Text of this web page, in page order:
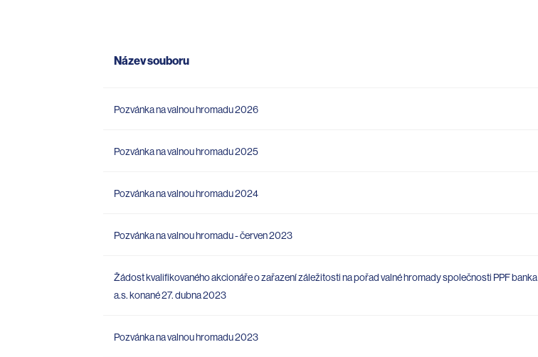
Název souboru
Pozvánka na valnou hromadu 2026
Pozvánka na valnou hromadu 2025
Pozvánka na valnou hromadu 2024
Pozvánka na valnou hromadu - červen 2023
Žádost kvalifikovaného akcionáře o zařazení záležitosti na pořad valné hromady společnosti PPF banka
a.s. konané 27. dubna 2023
Pozvánka na valnou hromadu 2023